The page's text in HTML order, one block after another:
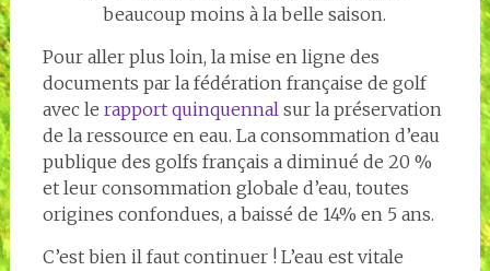
beaucoup moins à la belle saison.
Pour aller plus loin, la mise en ligne des
documents par la fédération française de golf
avec le rapport quinquennalsur la préservation
de la ressource en eau. La consommation d’eau
publique des golfs français a diminué de 20 %
et leur consommation globale d’eau, toutes
origines confondues, a baissé de 14% en 5 ans.
C’est bien il faut continuer ! L’eau est vitale